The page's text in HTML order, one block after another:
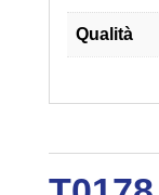
Qualità